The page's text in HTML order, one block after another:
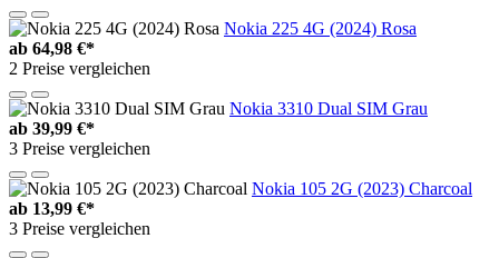
Nokia 225 4G (2024) Rosa
ab 64,98 €*
2 Preise vergleichen
Nokia 3310 Dual SIM Grau
ab 39,99 €*
3 Preise vergleichen
Nokia 105 2G (2023) Charcoal
ab 13,99 €*
3 Preise vergleichen